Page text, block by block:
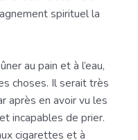
spirituel la
au pain et à l’eau,
choses. Il serait très
après en avoir vu les
incapables de prier.
cigarettes et à